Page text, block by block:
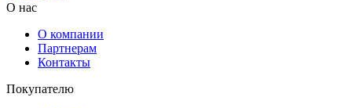
О нас
О компании
Партнерам
Контакты
Покупателю